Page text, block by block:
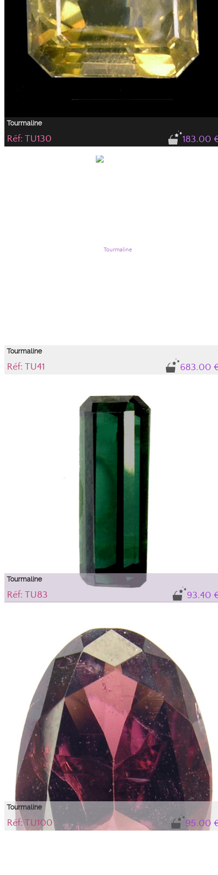
Tourmaline
183.00
Réf: TU130
Tourmaline
683.00
Réf: TU41
Tourmaline
93.40
Réf: TU83
Tourmaline
95.00
Réf: TU100